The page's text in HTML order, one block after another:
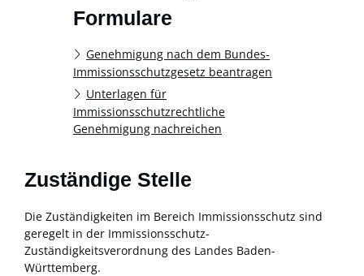
Formulare
Genehmigung nach dem Bundes-
Immissionsschutzgesetz beantragen
Unterlagen für
Immissionsschutzrechtliche
Genehmigung nachreichen
Zuständige Stelle
Die Zuständigkeiten im Bereich Immissionsschutz sind
geregelt in der Immissionsschutz-
Zuständigkeitsverordnung des Landes Baden-
Württemberg.